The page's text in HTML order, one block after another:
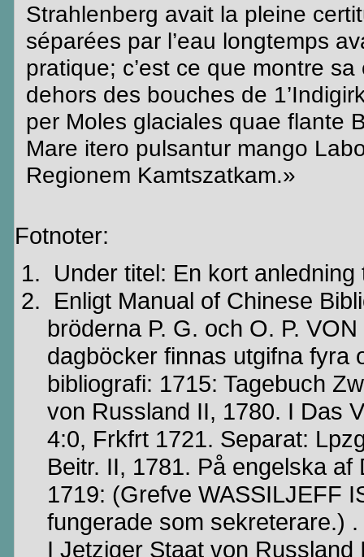
Strahlenberg avaitla pleine
séparées par l’eau longtemps
pratique; c’est ce que montre sa
dehors des bouches de
per Moles glaciales quae flante
Mare itero pulsanturmango
Regionem Kamtszatkam.»
Fotnoter:
Under titel: En kort
Enligt Manual of Chinese
bröderna P. G. och O. P. VON
dagböcker finnas utgifnafyra
bibliografi: 1715: Tagebuch
von Russland II, 1780. I Das
4:0, Frkfrt1721. Separat:
Beitr. II, 1781. På engelska af
1719: (Grefve WASSILJEFF
fungerade som sekreterare.) .
I Jetziger Staatvon Russland